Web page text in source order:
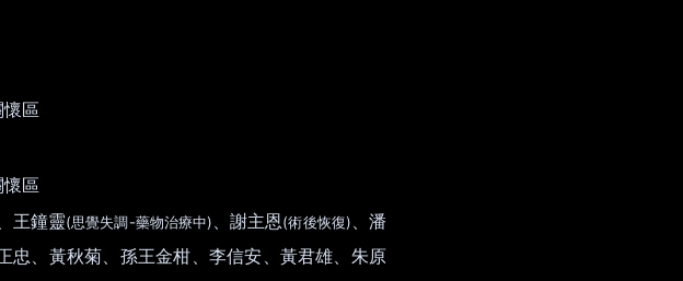
懷區
懷區
、王鐘靈(思覺失調 -藥物治療中) 、謝主恩(術後恢復) 、潘
忠、黃秋菊、孫王金柑、李信安、黃君雄、朱原